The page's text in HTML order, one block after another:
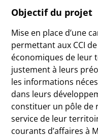
Objectif du projet
Mise en place d’une
permettant aux CCI
économiques de leur
justement à leurs
les informations
dans leurs
constituer un pôle de
service de leur
courants d’affaires à